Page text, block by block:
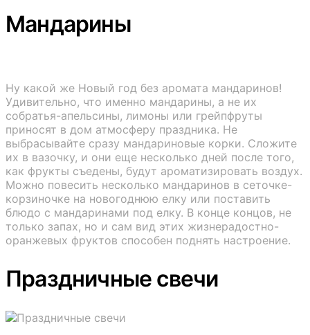
Мандарины
Ну какой же Новый год без аромата мандаринов!
Удивительно, что именно мандарины, а не их
собратья-апельсины, лимоны или грейпфруты
приносят в дом атмосферу праздника. Не
выбрасывайте сразу мандариновые корки. Сложите
их в вазочку, и они еще несколько дней после того,
как фрукты съедены, будут ароматизировать воздух.
Можно повесить несколько мандаринов в сеточке-
корзиночке на новогоднюю елку или поставить
блюдо с мандаринами под елку. В конце концов, не
только запах, но и сам вид этих жизнерадостно-
оранжевых фруктов способен поднять настроение.
Праздничные свечи